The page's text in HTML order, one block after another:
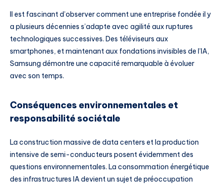
Il est fascinant d’observer comment une entreprise fondée il y
a plusieurs décennies s’adapte avec agilité aux ruptures
technologiques successives. Des téléviseurs aux
smartphones, et maintenant aux fondations invisibles de l’IA,
Samsung démontre une capacité remarquable à évoluer
avec son temps.
Conséquences environnementales et
responsabilité sociétale
La construction massive de data centers et la production
intensive de semi-conducteurs posent évidemment des
questions environnementales. La consommation énergétique
des infrastructures IA devient un sujet de préoccupation